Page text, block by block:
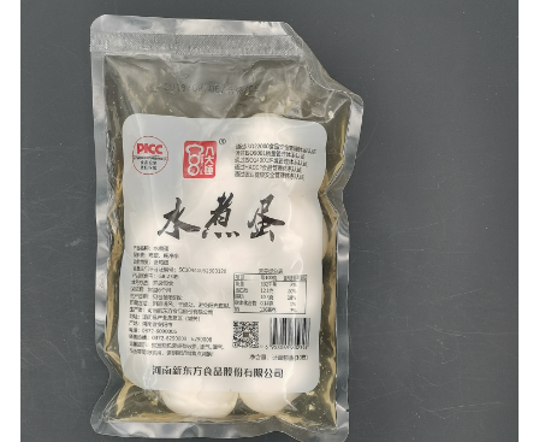
河北熟食品
河北调味品
河北鸡蛋壳粉
河北新东方食品
河北食品代加工
河北精忠报国八大锤典故版
- 河北盐焗味卤蛋